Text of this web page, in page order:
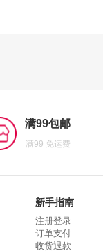
满99包邮
满99 免运费
新手指南
注册登录
订单支付
收货退款